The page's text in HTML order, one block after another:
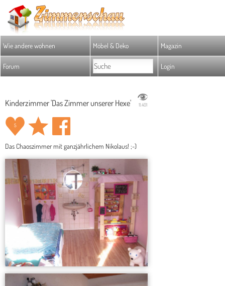
Wie andere wohnen Möbel & Deko Magazin
Forum Login
Kinderzimmer 'Das Zimmer unserer Hexe' 11.401
5
Das Chaoszimmer mit ganzjährlichem Nikolaus! ;-)